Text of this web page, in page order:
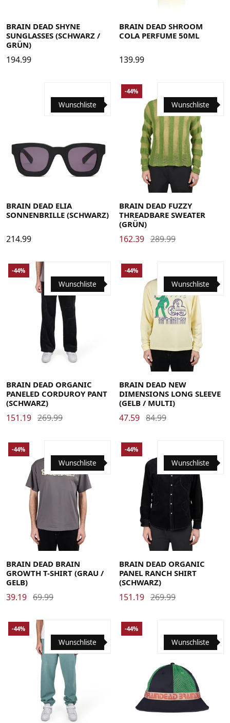
BRAIN DEAD SHYNE
SUNGLASSES (SCHWARZ /
GRÜN)
194.99
BRAIN DEAD SHROOM
COLA PERFUME 50ML
139.99
Wunschliste
BRAIN DEAD ELIA
SONNENBRILLE (SCHWARZ)
214.99
Medium Small X-Large
Wunschliste
-44%
BRAIN DEAD FUZZY
THREADBARE SWEATER
(GRÜN)
162.39 289.99
Wunschliste
-44%
BRAIN DEAD ORGANIC
PANELED CORDUROY PANT
(SCHWARZ)
151.19 269.99
Medium Small X-Large
Wunschliste
-44%
BRAIN DEAD NEW
DIMENSIONS LONG SLEEVE
(GELB / MULTI)
47.59 84.99
Medium Small X-Large
Wunschliste
-44%
BRAIN DEAD BRAIN
GROWTH T-SHIRT (GRAU /
GELB)
39.19 69.99
Medium Small X-Large
Wunschliste
-44%
BRAIN DEAD ORGANIC
PANEL RANCH SHIRT
(SCHWARZ)
151.19 269.99
Wunschliste
-44%
Wunschliste
-44%